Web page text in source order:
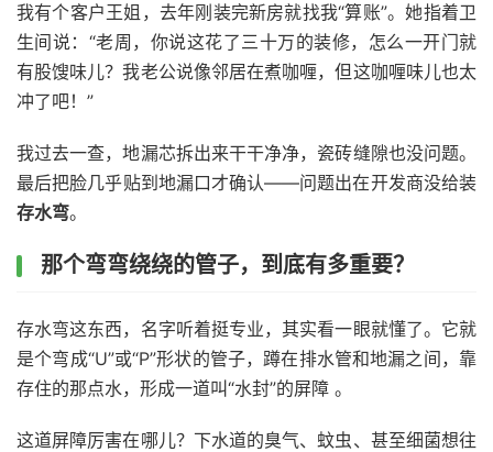
我有个客户王姐，去年刚装完新房就找我“算账”。她指着卫
生间说：“老周，你说这花了三十万的装修，怎么一开门就
有股馊味儿？我老公说像邻居在煮咖喱，但这咖喱味儿也太
冲了吧！”
我过去一查，地漏芯拆出来干干净净，瓷砖缝隙也没问题。
最后把脸几乎贴到地漏口才确认——问题出在开发商没给装
存水弯。
那个弯弯绕绕的管子，到底有多重要？
存水弯这东西，名字听着挺专业，其实看一眼就懂了。它就
是个弯成“U”或“P”形状的管子，蹲在排水管和地漏之间，靠
存住的那点水，形成一道叫“水封”的屏障 。
这道屏障厉害在哪儿？下水道的臭气、蚊虫、甚至细菌想往